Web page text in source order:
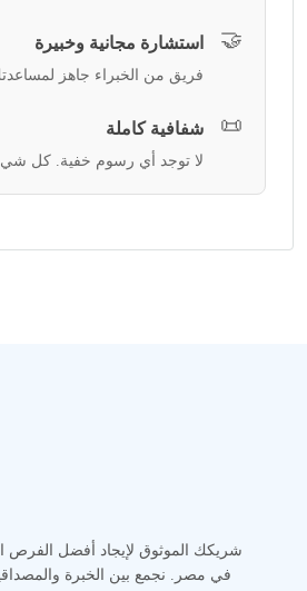
🤝 استشارة مجانية وخبيرة
فريق من الخبراء جاهز
📜 شفافية كاملة
لا توجد أي رسوم خفية. كل
شريكك الموثوق لإيجاد أفضل الفرص
في مصر. نجمع بين الخبرة